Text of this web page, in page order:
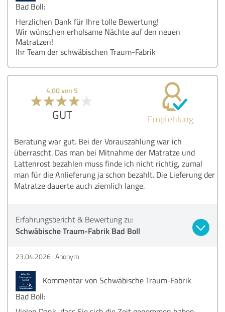
Bad Boll:
Herzlichen Dank für Ihre tolle Bewertung!
Wir wünschen erholsame Nächte auf den neuen
Matratzen!
Ihr Team der schwäbischen Traum-Fabrik
4,00 von 5
GUT Empfehlung
Beratung war gut. Bei der Vorauszahlung war ich
überrascht. Das man bei Mitnahme der Matratze und
Lattenrost bezahlen muss finde ich nicht richtig, zumal
man für die Anlieferung ja schon bezahlt. Die Lieferung der
Matratze dauerte auch ziemlich lange.
Erfahrungsbericht & Bewertung zu:
Schwäbische Traum-Fabrik Bad Boll
23.04.2026 Anonym
Kommentar von Schwäbische Traum-Fabrik
Bad Boll: